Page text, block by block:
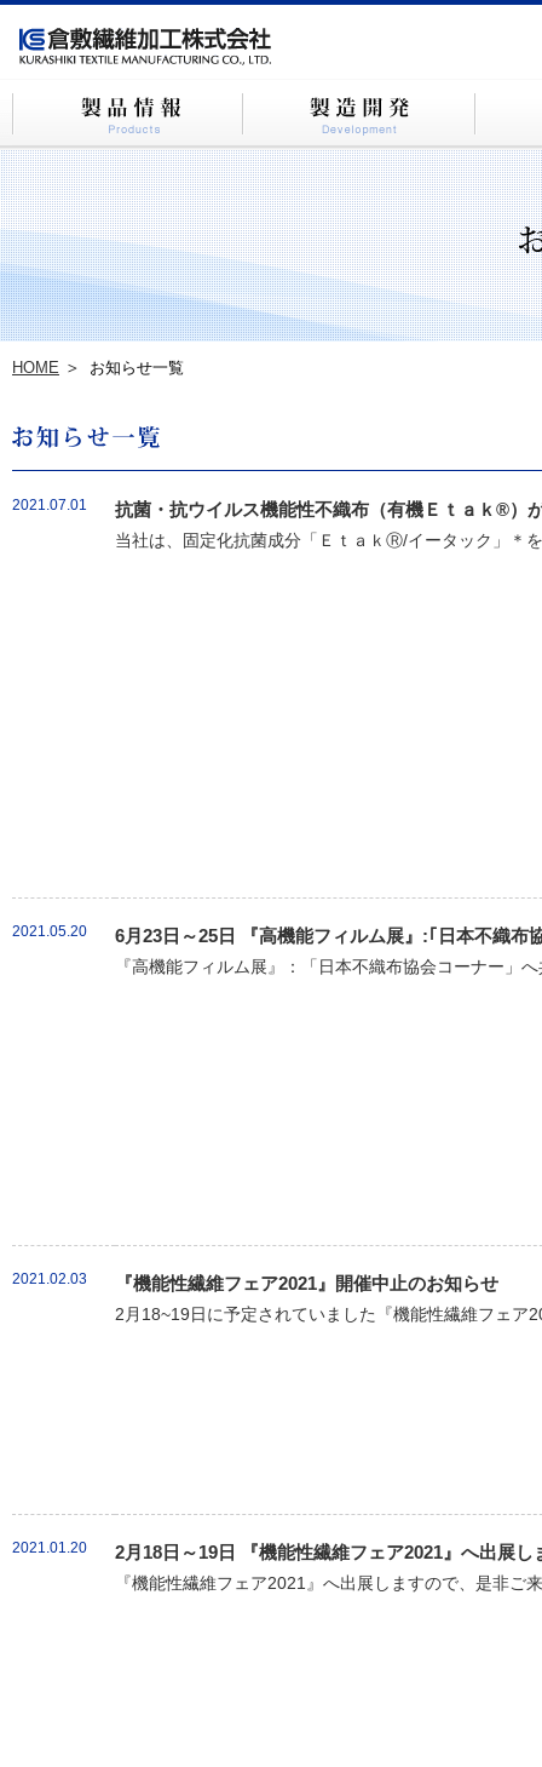
HOME お知らせ一覧
2021.07.01 抗菌・抗ウイルス機能性不織布（有機Ｅｔａｋ®）
当社は、固定化抗菌成分「ＥｔａｋⓇ/イータック」＊
2021.05.20 6月23日～25日 『高機能フィルム展』:｢日本不織布
『高機能フィルム展』：「日本不織布協会コーナー」
2021.02.03 『機能性繊維フェア2021』開催中止のお知らせ
2月18~19日に予定されていました『機能性繊維フェア
2021.01.20 2月18日～19日 『機能性繊維フェア2021』へ出展し
『機能性繊維フェア2021』へ出展しますので、是